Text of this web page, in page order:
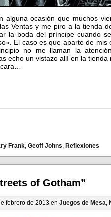
alguna ocasión que muchos
Ventas y me piro a la tienda
la boda del príncipe cuando
El caso es que aparte de
no me llaman la
echo un vistazo allí en la
Frank, Geoff Johns, Reflexiones
of Gotham”
febrero de 2013 en Juegos de Mesa,